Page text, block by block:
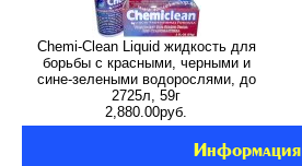
Chemi-Clean Liquid жидкость для
борьбы с красными, черными и
сине-зелеными водорослями, до
2725л, 59г
2,880.00руб.
Информация